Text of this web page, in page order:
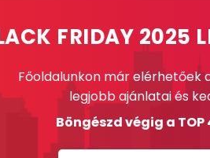
FRIDAY 2025
Főoldalunkon már elérhetőek
legjobb ajánlatai és
Böngészd végig a